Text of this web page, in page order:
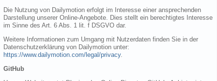
Die Nutzung von Dailymotion erfolgt im Interesse einer ansprechenden
Darstellung unserer Online-Angebote. Dies stellt ein berechtigtes Interesse
im Sinne des Art. 6 Abs. 1 lit. f DSGVO dar.
Weitere Informationen zum Umgang mit Nutzerdaten finden Sie in der
Datenschutzerklärung von Dailymotion unter:
https://www.dailymotion.com/legal/privacy.
GitHub